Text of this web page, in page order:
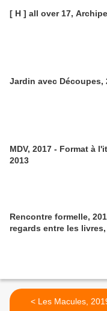
[ H ] all over 17,
Jardin avec Découpes,
MDV, 2017 - Format à
2013
Rencontre formelle,
regards entre les livres,
< Les Macules,